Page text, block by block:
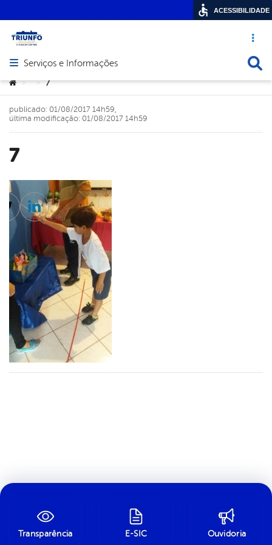
Acesso
Abrir menu principal de navegação
Serviços e Informações
Você está aqui:
> > 7
7
publicado: 01/08/2017 14h59,
última modificação: 01/08/2017 14h59
Twitter
Linkedin
Transparência E-SIC Ouvidoria
ACESSIBILIDADE